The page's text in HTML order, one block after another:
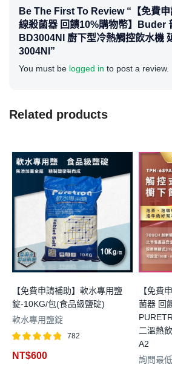
Be The First To Review “【免費
線殺菌器 回饋10%購物幣】Buder
BD3004NI 廚下型冷熱觸控飲水機
3004NI”
You must be logged in to post a review.
Related products
【免費申請補助】軟水專用鹽
錠-10KG/包(食品級鹽碇)
軟水專用鹽錠
4.74
782
NT$600
【免費
菌器 回
二溫熱
A2
詢問最